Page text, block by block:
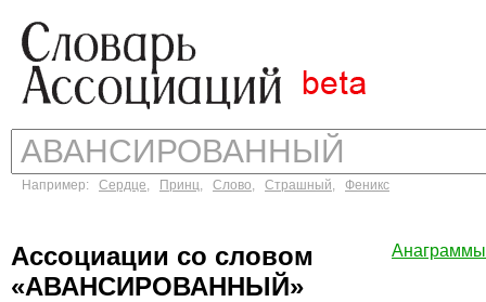
Например: Сердце, Принц, Слово, Страшный, Феникс
Ассоциации со словом
«АВАНСИРОВАННЫЙ»